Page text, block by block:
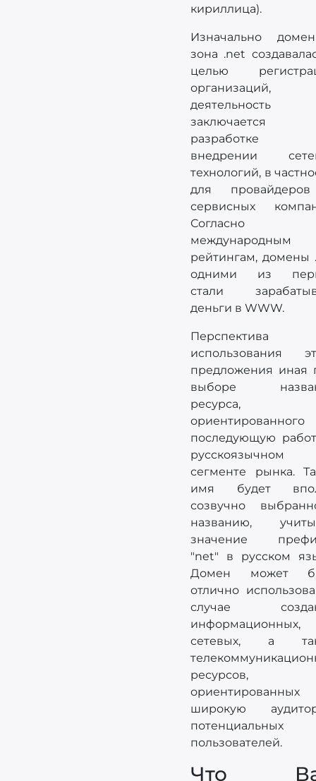
кириллица).
Изначально
зона .net
целью
организаций,
деятельность
внедрении
технологий, в
для
сервисных
Согласно
международным
рейтингам, домены
одними из
стали
деньги в WWW.
Перспектива
использования
предложения иная
выборе
ресурса,
последующую
русскоязычном
сегменте рынка.
имя будет
созвучно
названию,
значение
"net" в русском
Домен может
отлично
случае
информационных,
сетевых, а
ресурсов,
широкую
потенциальных
пользователей.
Что